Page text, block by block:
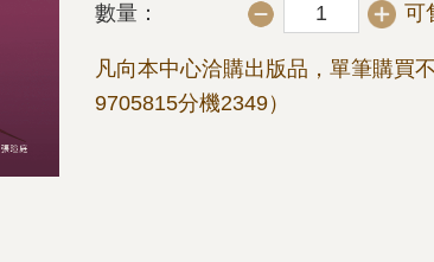
數量： 可
凡向本中心洽購出版品，單筆購買
9705815分機2349）